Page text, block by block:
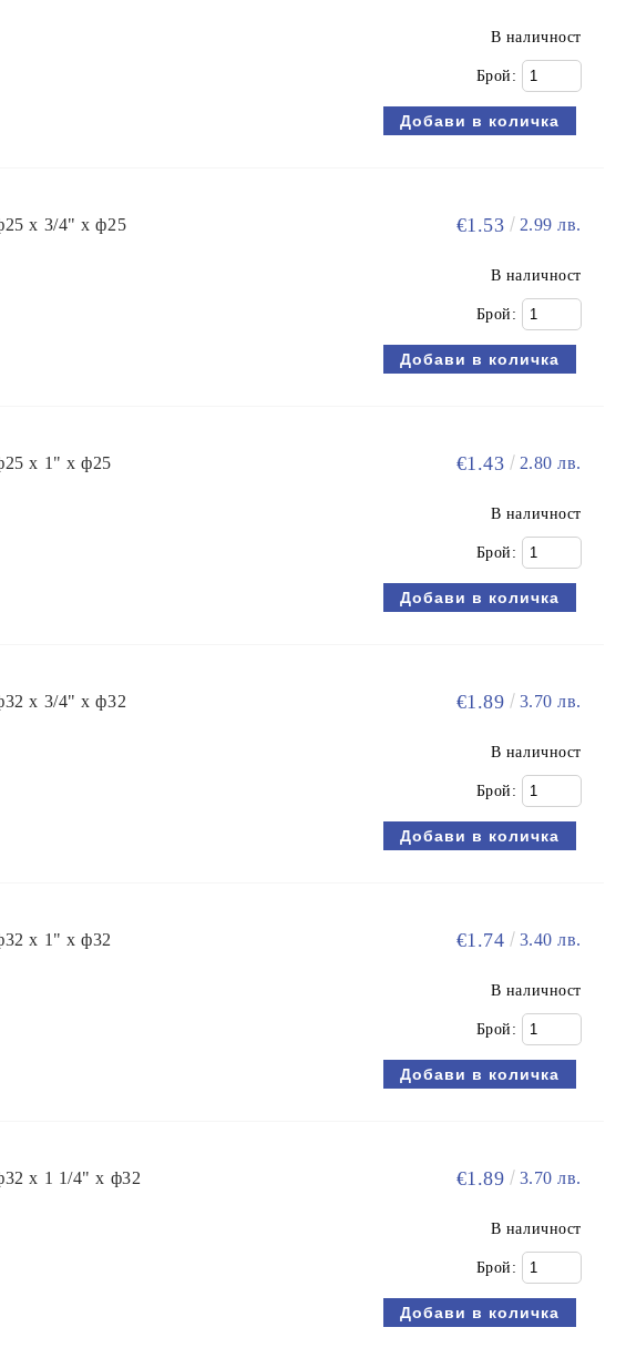
В наличност
Брой:
х 3/4" х ф25 €1.53 2.99 лв.
В наличност
Брой:
х 1" х ф25 €1.43 2.80 лв.
В наличност
Брой:
х 3/4" х ф32 €1.89 3.70 лв.
В наличност
Брой:
х 1" х ф32 €1.74 3.40 лв.
В наличност
Брой:
х 1 1/4" х ф32 €1.89 3.70 лв.
В наличност
Брой: